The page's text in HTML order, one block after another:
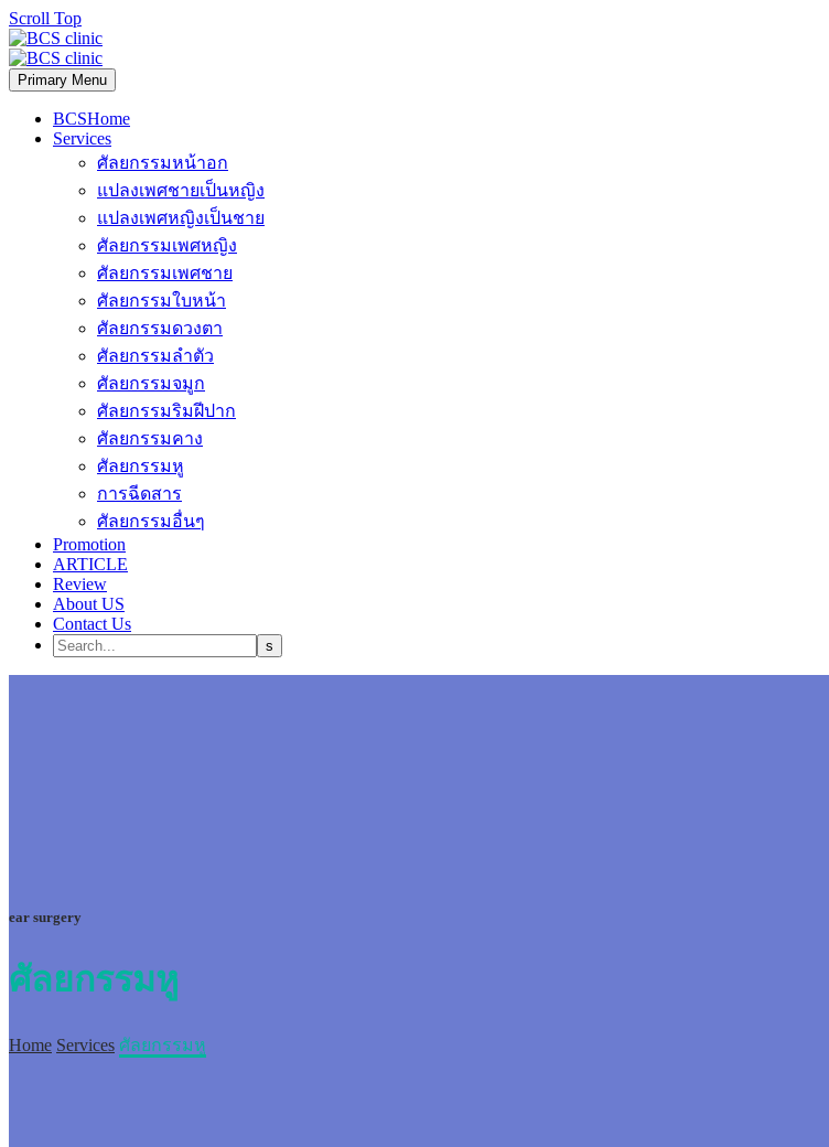
Scroll Top
Primary Menu
BCSHome
Services
ศัลยกรรมหน้าอก
แปลงเพศชายเป็นหญิง
แปลงเพศหญิงเป็นชาย
ศัลยกรรมเพศหญิง
ศัลยกรรมเพศชาย
ศัลยกรรมใบหน้า
ศัลยกรรมดวงตา
ศัลยกรรมลำตัว
ศัลยกรรมจมูก
ศัลยกรรมริมฝีปาก
ศัลยกรรมคาง
ศัลยกรรมหู
การฉีดสาร
ศัลยกรรมอื่นๆ
Promotion
ARTICLE
Review
About US
Contact Us
ear surgery
ศัลยกรรมหู
Home Services ศัลยกรรมหู